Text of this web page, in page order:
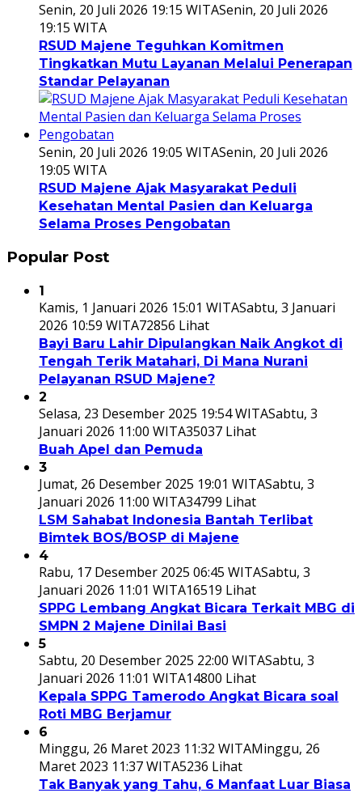
Senin, 20 Juli 2026 19:15 WITASenin, 20 Juli 2026
19:15 WITA
RSUD Majene Teguhkan Komitmen
Tingkatkan Mutu Layanan Melalui Penerapan
Standar Pelayanan
Senin, 20 Juli 2026 19:05 WITASenin, 20 Juli 2026
19:05 WITA
RSUD Majene Ajak Masyarakat Peduli
Kesehatan Mental Pasien dan Keluarga
Selama Proses Pengobatan
Popular Post
1
Kamis, 1 Januari 2026 15:01 WITASabtu, 3 Januari
2026 10:59 WITA72856 Lihat
Bayi Baru Lahir Dipulangkan Naik Angkot di
Tengah Terik Matahari, Di Mana Nurani
Pelayanan RSUD Majene?
2
Selasa, 23 Desember 2025 19:54 WITASabtu, 3
Januari 2026 11:00 WITA35037 Lihat
Buah Apel dan Pemuda
3
Jumat, 26 Desember 2025 19:01 WITASabtu, 3
Januari 2026 11:00 WITA34799 Lihat
LSM Sahabat Indonesia Bantah Terlibat
Bimtek BOS/BOSP di Majene
4
Rabu, 17 Desember 2025 06:45 WITASabtu, 3
Januari 2026 11:01 WITA16519 Lihat
SPPG Lembang Angkat Bicara Terkait MBG di
SMPN 2 Majene Dinilai Basi
5
Sabtu, 20 Desember 2025 22:00 WITASabtu, 3
Januari 2026 11:01 WITA14800 Lihat
Kepala SPPG Tamerodo Angkat Bicara soal
Roti MBG Berjamur
6
Minggu, 26 Maret 2023 11:32 WITAMinggu, 26
Maret 2023 11:37 WITA5236 Lihat
Tak Banyak yang Tahu, 6 Manfaat Luar Biasa